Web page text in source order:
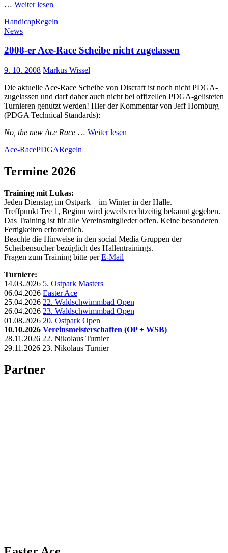
… Weiter lesen
HandicapRegeln
News
2008-er Ace-Race Scheibe nicht zugelassen
9. 10. 2008 Markus Wissel
Die aktuelle Ace-Race Scheibe von Discraft ist noch nicht PDGA-
zugelassen und darf daher auch nicht bei offizellen PDGA-gelisteten
Turnieren genutzt werden! Hier der Kommentar von Jeff Homburg
(PDGA Technical Standards):
No, the new Ace Race … Weiter lesen
Ace-RacePDGARegeln
Termine 2026
Training mit Lukas:
Jeden Dienstag im Ostpark – im Winter in der Halle.
Treffpunkt Tee 1, Beginn wird jeweils rechtzeitig bekannt gegeben.
Das Training ist für alle Vereinsmitglieder offen. Keine besonderen
Fertigkeiten erforderlich.
Beachte die Hinweise in den social Media Gruppen der
Scheibensucher bezüglich des Hallentrainings.
Fragen zum Training bitte perE-Mail
Turniere:
14.03.2026 5. Ostpark Masters
06.04.2026 Easter Ace
25.04.2026 22. Waldschwimmbad Open
26.04.2026 23. Waldschwimmbad Open
01.08.2026 20. Ostpark Open
10.10.2026 Vereinsmeisterschaften (OP + WSB)
28.11.2026 22. Nikolaus Turnier
29.11.2026 23. Nikolaus Turnier
Partner